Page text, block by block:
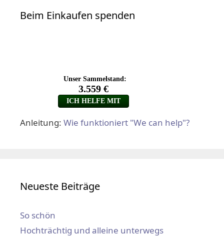
Beim Einkaufen spenden
Anleitung: Wie funktioniert "We can help"?
Neueste Beiträge
So schön
Hochträchtig und alleine unterwegs